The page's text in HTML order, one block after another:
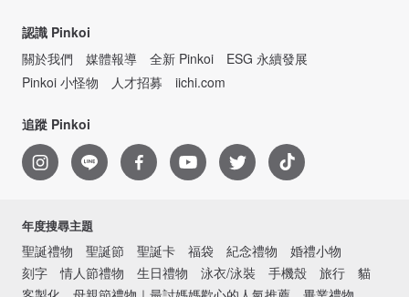
認識 Pinkoi
關於我們
媒體報導 全新 Pinkoi
ESG 永續發展
Pinkoi 小怪物
人才招募 iichi.com
追蹤 Pinkoi
年度搜尋主題
聖誕禮物 聖誕節 聖誕卡 福袋 紀念禮物
婚禮小物
刻字
情人節禮物 生日禮物 泳衣/泳裝 手機殼 旅行
貓